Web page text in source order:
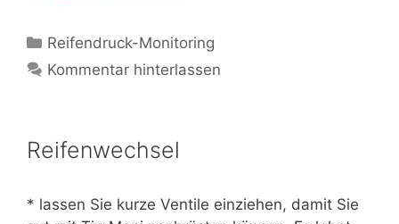
Kategorien
Reifendruck-Monitoring
Kommentar hinterlassen
Reifenwechsel
* lassen Sie kurze Ventile einziehen, damit Sie